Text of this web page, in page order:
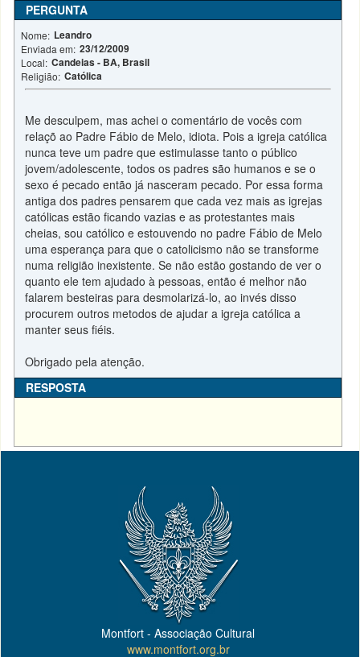
PERGUNTA
Nome: Leandro
Enviada em: 23/12/2009
Local: Candeias - BA, Brasil
Religião: Católica
Me desculpem, mas achei o comentário de vocês com
relaçõ ao Padre Fábio de Melo, idiota. Pois a igreja católica
nunca teve um padre que estimulasse tanto o público
jovem/adolescente, todos os padres são humanos e se o
sexo é pecado então já nasceram pecado. Por essa forma
antiga dos padres pensarem que cada vez mais as igrejas
católicas estão ficando vazias e as protestantes mais
cheias, sou católico e estouvendo no padre Fábio de Melo
uma esperança para que o catolicismo não se transforme
numa religião inexistente. Se não estão gostando de ver o
quanto ele tem ajudado à pessoas, então é melhor não
falarem besteiras para desmolarizá-lo, ao invés disso
procurem outros metodos de ajudar a igreja católica a
manter seus fiéis.
Obrigado pela atenção.
RESPOSTA
Montfort - Associação Cultural
www.montfort.org.br